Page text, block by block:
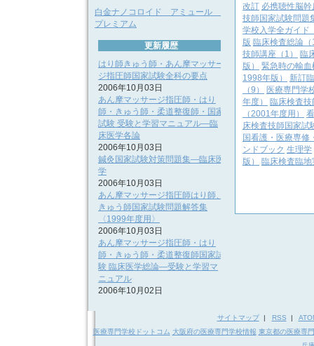
改訂 必携聴性脳
技師国家試験問題
学校入学全ガイド
版 臨床検査総論
技師講座（1）
臨
版）
緊急時の輸血
1998年版）
新訂
（9）
医療専門学
年度）
臨床検査
（2001年度用）
床検査技師国家試
国看護・医療専修
ンドブック 生理学
版）
臨床検査臨
白金ナノコロイド アミュール
プレミアム
更新履歴
はり師きゅう師・あん摩マッサー
ジ指圧師国家試験全科の要点
2006年10月03日
あん摩マッサージ指圧師・はり
師・きゅう師・柔道整復師・国家
試験 受験と学習マニュアル―臨
床医学各論
2006年10月03日
鍼灸国家試験対策問題集―臨床医
学
2006年10月03日
あん摩マッサージ指圧師はり師、
きゅう師国家試験問題解答集
〈1999年度用〉
2006年10月03日
あん摩マッサージ指圧師・はり
師・きゅう師・柔道整復師国家試
験 臨床医学総論―受験と学習マ
ニュアル
2006年10月02日
サイトマップ| RSS |
医療専門学校ドットコム 大阪府の医療専門学校情報 東京都の医療専